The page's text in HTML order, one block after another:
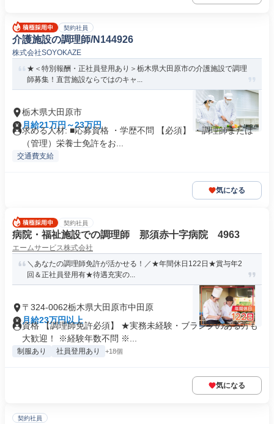
契約社員
介護施設の調理師/N144926
株式会社SOYOKAZE
★＜特別報酬・正社員登用あり＞栃木県大田原市の介護施設で調理
師募集！直営施設ならではのキャ...
栃木県大田原市
月給21万円～23万円
求める人材: ■応募資格 ・学歴不問 【必須】 ・調理師または
（管理）栄養士免許をお...
交通費支給
気になる
契約社員
病院・福祉施設での調理師 那須赤十字病院 4963
エームサービス株式会社
＼あなたの調理師免許が活かせる！／★年間休日122日★賞与年2
回＆正社員登用有★待遇充実の...
〒324-0062栃木県大田原市中田原
月給23万円以上
資格 【調理師免許必須】 ★実務未経験・ブランクのある方も
大歓迎！ ※経験年数不問 ※...
制服あり 社員登用あり +18個
気になる
契約社員